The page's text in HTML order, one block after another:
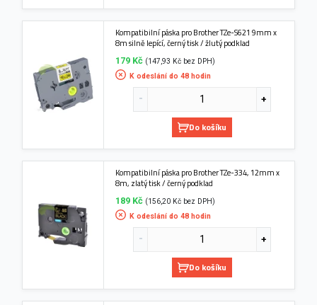
Kompatibilní páska pro Brother TZe-S621 9mm x
8m silně lepící, černý tisk / žlutý podklad
179 Kč (147,93 Kč bez DPH)
K odeslání do 48 hodin
Do košíku
Kompatibilní páska pro Brother TZe-334, 12mm x
8m, zlatý tisk / černý podklad
189 Kč (156,20 Kč bez DPH)
K odeslání do 48 hodin
Do košíku